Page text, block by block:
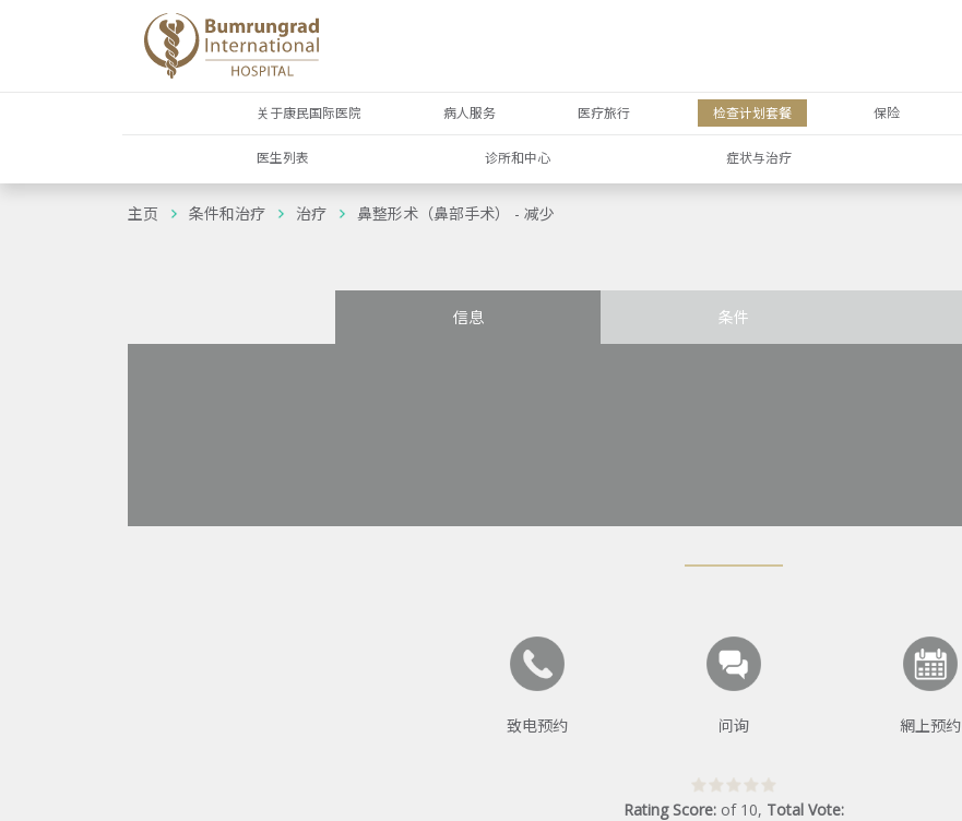
关于康民国际医院 病人服务 医疗旅行 检查计划套餐 保险
医生列表 诊所和中心 症状与治疗
主页 条件和治疗 治疗 鼻整形术（鼻部手术） - 减少
信息 条件
致电预约 问询 網上预约
Rating Score: of 10, Total Vote: